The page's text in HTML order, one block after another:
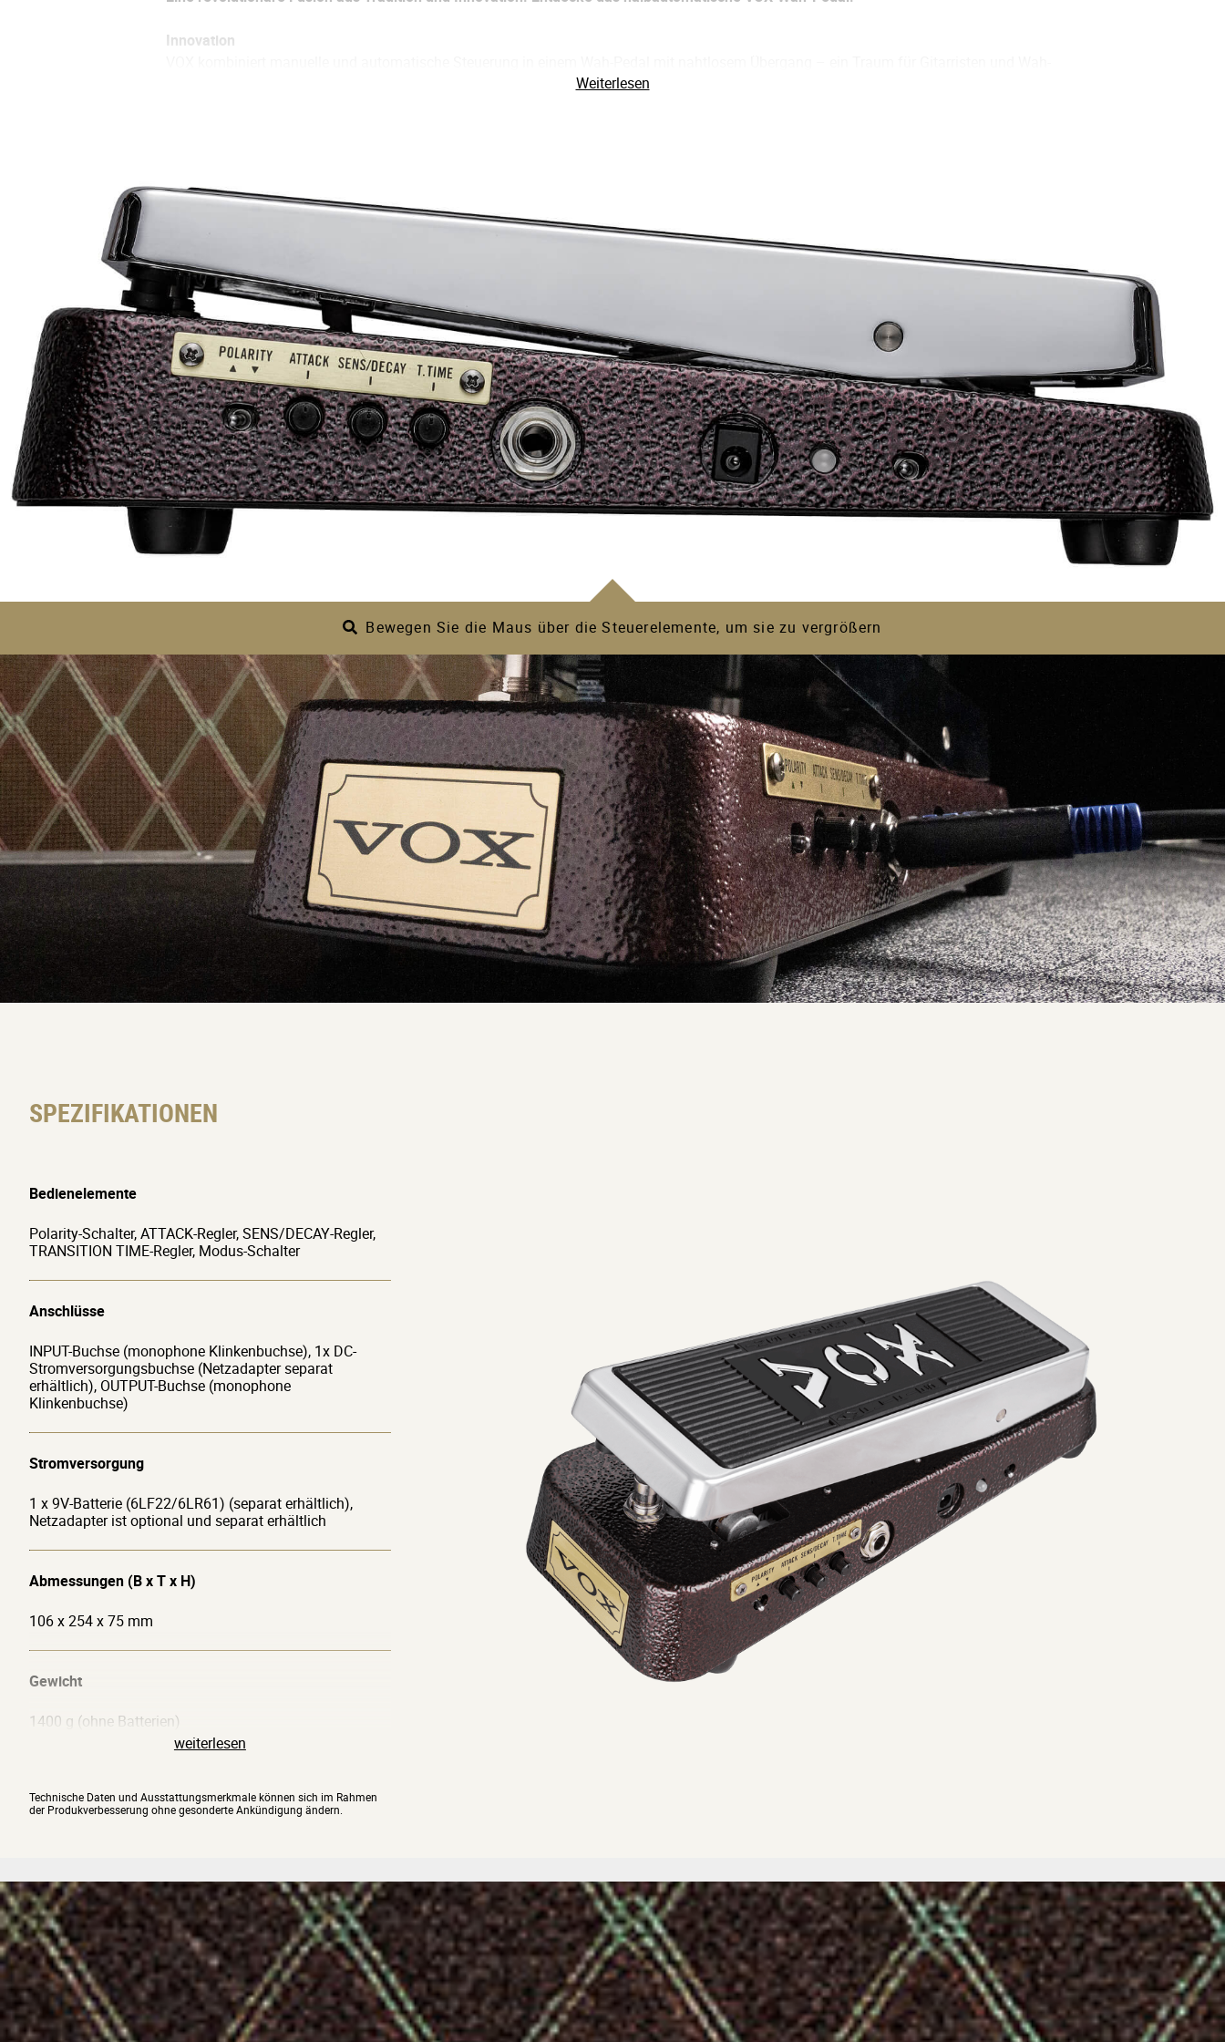
Innovation
Benutzerfreundlichkeit
Das ideale Werkzeug für Anfänger und Fortgeschrittene gleichermaßen, dank intuitiver Bedienung.
Live-Performance
Die Bühne gehört dir – mit ikonischem Wah-Sound und unzähligen Klangmöglichkeiten, selbst wenn du gerade nicht vor deinem
Pedalboard stehst, sondern quer über die Bühne rennst.
Das V863-CA definiert die Wah-Pedal-Erfahrung neu und vereint meisterhaft die klassische manuelle Wah-Funktionalität mit der modernen
Vielseitigkeit von zwei Auto-Wah-Modi. Dabei bleibt der ikonische VOX-Sound kompromisslos erhalten, der Generationen von Musikern
geprägt hat.
Im Gegensatz zu herkömmlichen Auto-Wah-Pedalen, die auf umfunktionierten analogen Synthesizer-VCF-Schaltungen basieren, nutzt das
V863-CA ein innovatives Design, bei dem die Induktorspule des Pedals direkt durch das Eingangssignal gesteuert wird. Das Ergebnis: Auto-
Modi mit dem charakteristischen Wah-Klang, für den VOX bekannt ist.
Dieses Pedal glänzt als traditionelles Wah, bietet aber auch zwei bahnbrechende Auto-Wah-Modi für zusätzliche Kreativität und Komfort.
Gitarristen brauchten bisher immer ein Wah-Pedal und ein Auto-Wah, um alle Bedürfnisse abzudecken. VOX hat die Herausforderung
gemeistert und beide Funktionen mit modernster Technologie in einem Pedal vereint – ohne Kompromisse beim Klang und mit nahtlosem
Übergang der Modi.
Hybrid aus Automatik- und manueller Steuerung
Das V863-CA eröffnet neue kreative Möglichkeiten und erweitert die Grenzen dessen, was ein Wah-Pedal leisten kann.
Standard-Modus : Volle manuelle Kontrolle über das Wah mittels Expression-Pedal, wie bei einem traditionellen Wah.
Envelope-Generator-Modus
: Das Pedal erkennt den Anschlag des Signals, um das Wah auszulösen. Der Effekt wird unabhängig
von der Anschlagsintensität erzeugt und kreiert somit ein sehr gleichmäßiges Klangbild. Die Effektform wird durch Attack- und
Decay-Zeit bestimmt.
Envelope-Follower-Modus: Das Wah reagiert dynamisch auf die Spielintensität, wodurch ein geschmeidiger Effekt entsteht, der
sich an deine Anschlagsdynamik anpasst. Die Effektgeschwindigkeit wird durch Attack- und Sensitivity-Regler eingestellt.
Erlebe eine neue Ära der Wah-Performance mit dieser All-in-One-Lösung.
Weiterlesen
Bewegen Sie die Maus über die Steuerelemente, um sie zu vergrößern
SPEZIFIKATIONEN
Bedienelemente
Polarity-Schalter, ATTACK-Regler, SENS/DECAY-Regler,
TRANSITION TIME-Regler, Modus-Schalter
Anschlüsse
INPUT-Buchse (monophone Klinkenbuchse), 1x DC-
Stromversorgungsbuchse (Netzadapter separat
erhältlich), OUTPUT-Buchse (monophone
Klinkenbuchse)
Stromversorgung
1 x 9V-Batterie (6LF22/6LR61) (separat erhältlich),
Netzadapter ist optional und separat erhältlich
Abmessungen (B x T x H)
106 x 254 x 75 mm
Gewicht
1400 g (ohne Batterien)
weiterlesen
Technische Daten und Ausstattungsmerkmale können sich im Rahmen
der Produkverbesserung ohne gesonderte Ankündigung ändern.